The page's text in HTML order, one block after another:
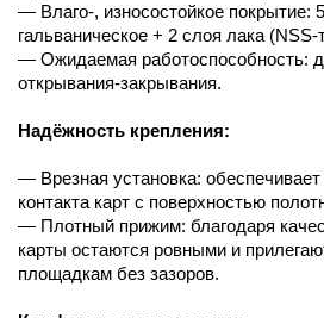
— Влаго-, износостойкое покрытие:
гальваническое + 2 слоя лака
— Ожидаемая работоспособность:
открывания-закрывания.
Надёжность крепления:
— Врезная установка:
контакта карт с поверхностью
— Плотный прижим: благодаря
карты остаются ровными и
площадкам без зазоров.